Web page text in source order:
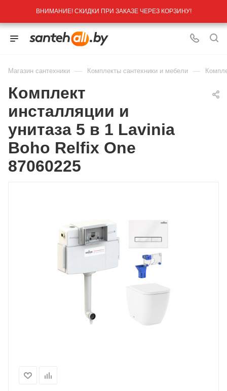
ВНИМАНИЕ! СКИДКИ ПРИ ЗАКАЗЕ ЧЕРЕЗ КОРЗИНУ!
Магазин сантехники — Комплекты сантехники и мебели —
Комплект
инсталляции и
унитаза 5 в 1 Lavinia
Boho Relfix One
87060225